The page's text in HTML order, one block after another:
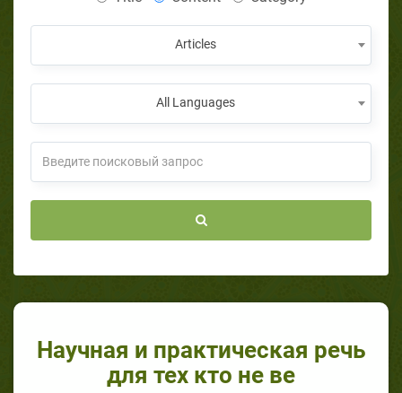
Articles
All Languages
Haучная и практическая речь
для тех кто не ве